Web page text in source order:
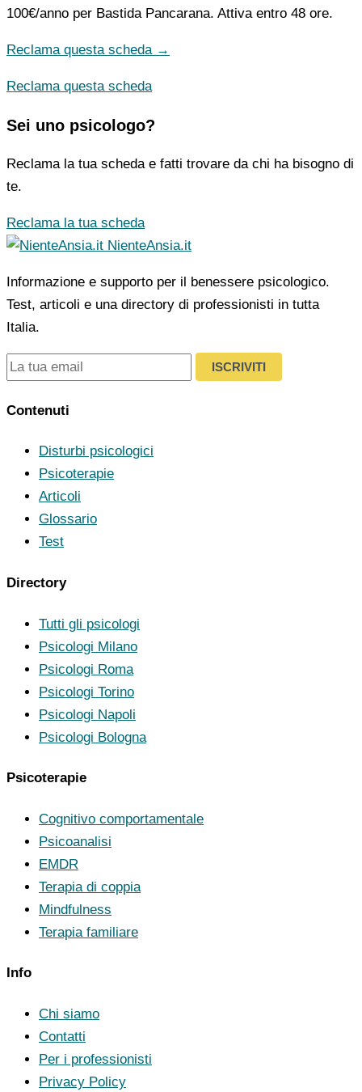
100€/anno per Bastida Pancarana. Attiva entro 48 ore.
Reclama questa scheda →
Reclama questa scheda
Sei uno psicologo?
Reclama la tua scheda e fatti trovare da chi ha bisogno di
te.
Reclama la tua scheda
NienteAnsia.it
Informazione e supporto per il benessere psicologico.
Test, articoli e una directory di professionisti in tutta
Italia.
ISCRIVITI
Contenuti
Disturbi psicologici
Psicoterapie
Articoli
Glossario
Test
Directory
Tutti gli psicologi
Psicologi Milano
Psicologi Roma
Psicologi Torino
Psicologi Napoli
Psicologi Bologna
Psicoterapie
Cognitivo comportamentale
Psicoanalisi
EMDR
Terapia di coppia
Mindfulness
Terapia familiare
Info
Chi siamo
Contatti
Per i professionisti
Privacy Policy